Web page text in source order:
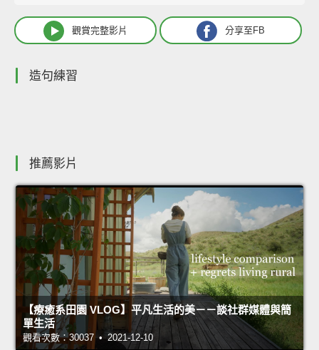
觀賞完整影片 分享至FB
造句練習
推薦影片
【療癒系田園 VLOG】平凡生活的美－－談社群媒體與簡
單生活
觀看次數：30037 • 2021-12-10